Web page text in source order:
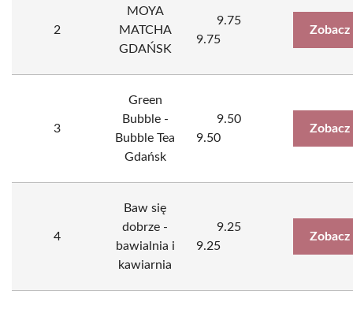
2
MOYA
MATCHA
GDAŃSK
9.75
9.75
Zobacz
3
Green
Bubble -
Bubble Tea
Gdańsk
9.50
9.50
Zobacz
4
Baw się
dobrze -
bawialnia i
kawiarnia
9.25
9.25
Zobacz